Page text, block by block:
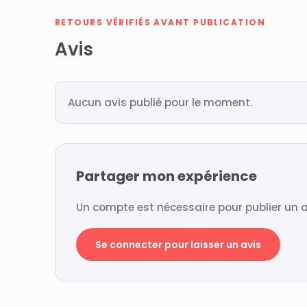
RETOURS VÉRIFIÉS AVANT PUBLICATION
Avis
Aucun avis publié pour le moment.
Partager mon expérience
Un compte est nécessaire pour publier un
Se connecter pour laisser un avis